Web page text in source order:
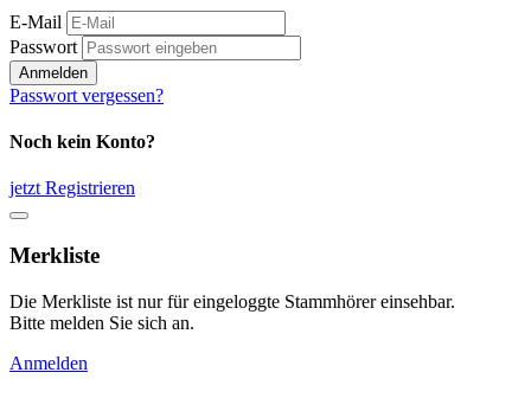
E-Mail
Passwort
Anmelden
Passwort vergessen?
Noch kein Konto?
jetzt Registrieren
Merkliste
Die Merkliste ist nur für eingeloggte Stammhörer einsehbar.
Bitte melden Sie sich an.
Anmelden